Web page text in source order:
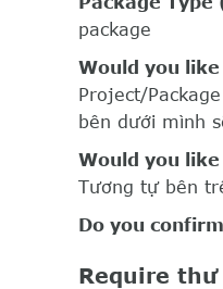
package
Would you
Project/
bên dưới mình
Would you
Tương tự bên
Do you
Require